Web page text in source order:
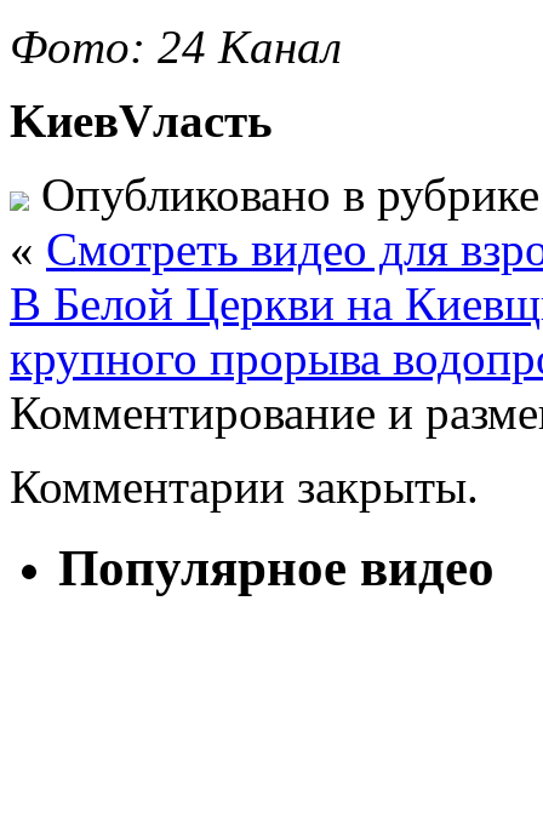
Фото: 24 Канал
KиевVласть
Опубликовано в
« Смотреть видео для
В Белой Церкви на
крупного прорыва
Комментирование и
Комментарии закрыты.
Популярное видео